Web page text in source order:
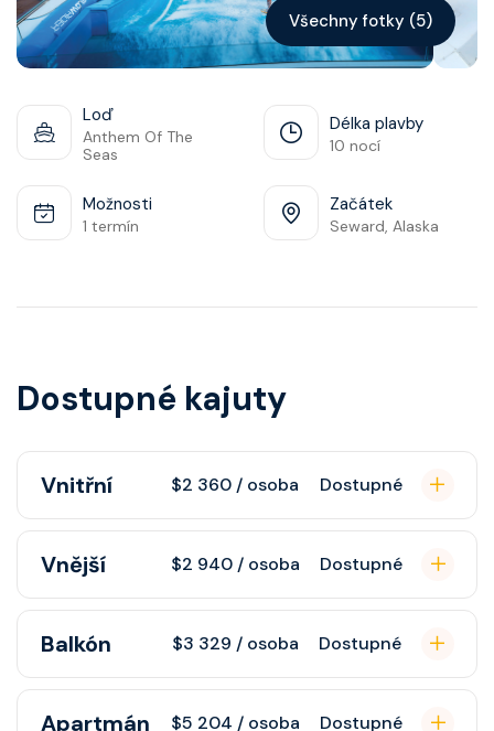
Všechny fotky (5)
Loď
Anthem Of The
Seas
Délka plavby
10 nocí
Možnosti
1 termín
Začátek
Seward, Alaska
Dostupné kajuty
Vnitřní $2 360 / osoba Dostupné
fén, soukromou koupelnu se
sprchou, šatnu, nastavitelnou
klimatizaci, interaktivní TV, rádio,
telefon, noční stolky, trezor.
Vnější $2 940 / osoba Dostupné
se sprchou, šatnu, nastavitelnou
klimatizaci, interaktivní TV, rádio,
Balkón $3 329 / osoba Dostupné
Apartmán $5 204 / osoba Dostupné